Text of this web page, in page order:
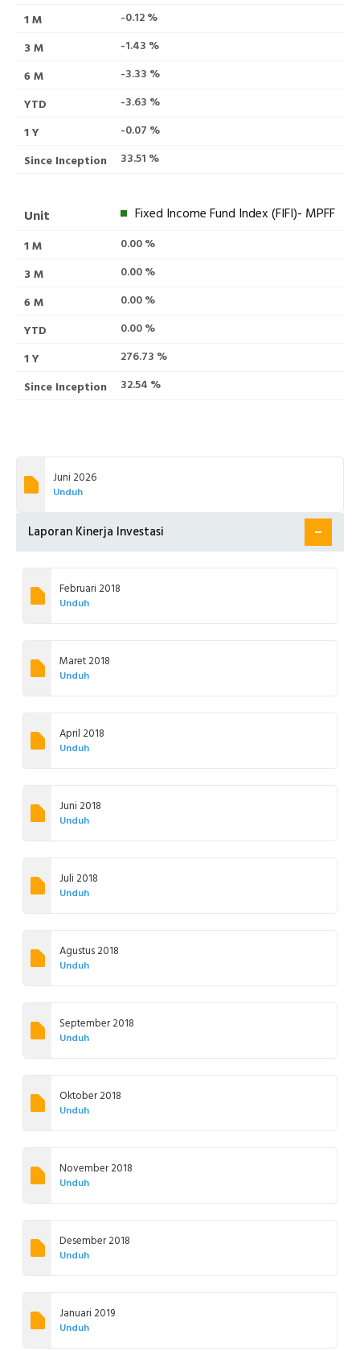
-0.12 %
-1.43 %
-3.33 %
-3.63 %
-0.07 %
33.51 %
Fixed Income Fund Index (FIFI)- MPFF
0.00 %
0.00 %
0.00 %
0.00 %
276.73 %
32.54 %
Juni 2026
Unduh
Laporan Kinerja Investasi
Februari 2018
Unduh
Maret 2018
Unduh
April 2018
Unduh
Juni 2018
Unduh
Juli 2018
Unduh
Agustus 2018
Unduh
September 2018
Unduh
Oktober 2018
Unduh
November 2018
Unduh
Desember 2018
Unduh
Januari 2019
Unduh